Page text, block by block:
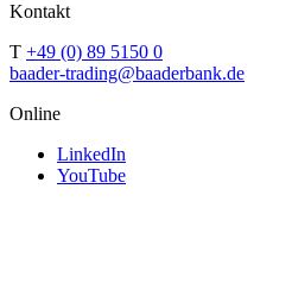
Kontakt
T +49 (0) 89 5150 0
baader-trading@baaderbank.de
Online
LinkedIn
YouTube